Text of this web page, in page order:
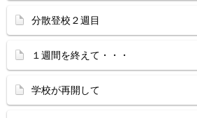
分散登校２週目
１週間を終えて・・・
学校が再開して